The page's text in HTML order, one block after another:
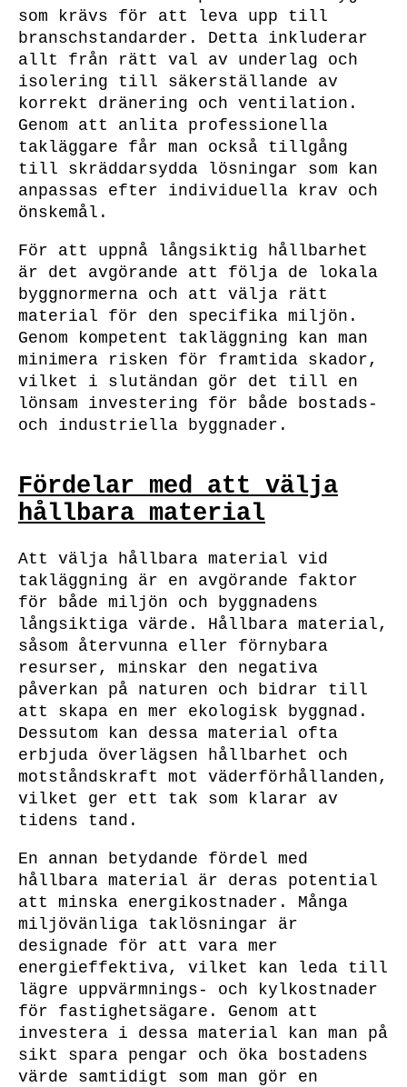
som krävs för att leva upp till
branschstandarder. Detta inkluderar
allt från rätt val av underlag och
isolering till säkerställande av
korrekt dränering och ventilation.
Genom att anlita professionella
takläggare får man också tillgång
till skräddarsydda lösningar som kan
anpassas efter individuella krav och
önskemål.
För att uppnå långsiktig hållbarhet
är det avgörande att följa de lokala
byggnormerna och att välja rätt
material för den specifika miljön.
Genom kompetent takläggning kan man
minimera risken för framtida skador,
vilket i slutändan gör det till en
lönsam investering för både bostads-
och industriella byggnader.
Fördelar med att välja
hållbara material
Att välja hållbara material vid
takläggning är en avgörande faktor
för både miljön och byggnadens
långsiktiga värde. Hållbara material,
såsom återvunna eller förnybara
resurser, minskar den negativa
påverkan på naturen och bidrar till
att skapa en mer ekologisk byggnad.
Dessutom kan dessa material ofta
erbjuda överlägsen hållbarhet och
motståndskraft mot väderförhållanden,
vilket ger ett tak som klarar av
tidens tand.
En annan betydande fördel med
hållbara material är deras potential
att minska energikostnader. Många
miljövänliga taklösningar är
designade för att vara mer
energieffektiva, vilket kan leda till
lägre uppvärmnings- och kylkostnader
för fastighetsägare. Genom att
investera i dessa material kan man på
sikt spara pengar och öka bostadens
värde samtidigt som man gör en